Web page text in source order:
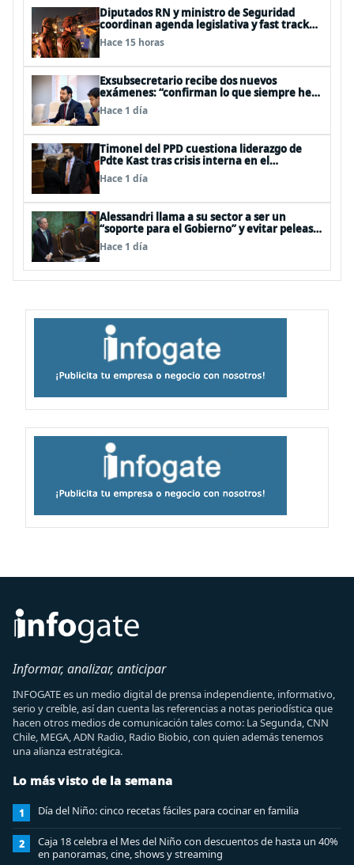
Diputados RN y ministro de Seguridad
coordinan agenda legislativa y fast track
de proyectos
Hace 15 horas
Exsubsecretario recibe dos nuevos
exámenes: “confirman lo que siempre he
dicho que no consumo droga”
Hace 1 día
Timonel del PPD cuestiona liderazgo de
Pdte Kast tras crisis interna en el
oficialismo: “Es incapaz de ordenar la casa”
Hace 1 día
Alessandri llama a su sector a ser un
“soporte para el Gobierno” y evitar peleas
internas tras disputa Squella-Pavez
Hace 1 día
Informar, analizar, anticipar
INFOGATE es un medio digital de prensa independiente, informativo,
serio y creíble, así dan cuenta las referencias a notas periodística que
hacen otros medios de comunicación tales como: La Segunda, CNN
Chile, MEGA, ADN Radio, Radio Biobio, con quien además tenemos
una alianza estratégica.
Lo más visto de la semana
1 Día del Niño: cinco recetas fáciles para cocinar en familia
2
Caja 18 celebra el Mes del Niño con descuentos de hasta un 40%
en panoramas, cine, shows y streaming